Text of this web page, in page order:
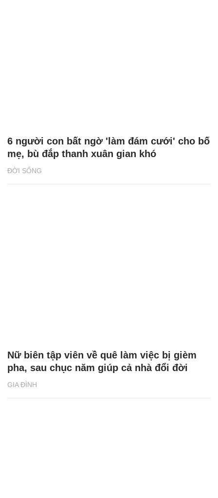
ĐỜI SỐNG
6 người con bất ngờ 'làm đám cưới' cho bố
mẹ, bù đắp thanh xuân gian khó
GIA ĐÌNH
Nữ biên tập viên về quê làm việc bị gièm
pha, sau chục năm giúp cả nhà đổi đời